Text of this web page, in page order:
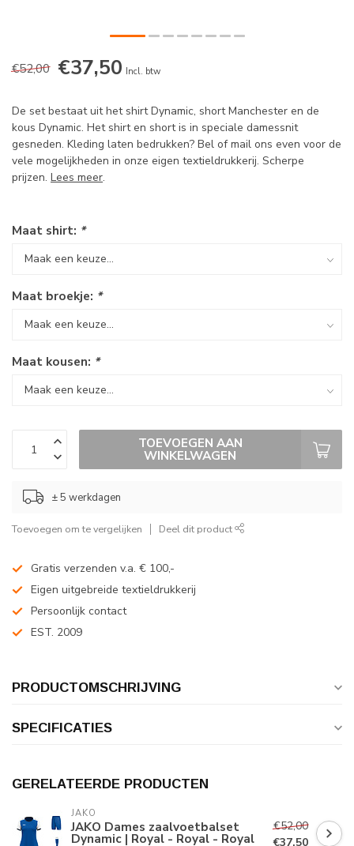
€52,00 €37,50 Incl. btw
De set bestaat uit het shirt Dynamic, short Manchester en de
kous Dynamic. Het shirt en short is in speciale damessnit
gesneden. Kleding laten bedrukken? Bel of mail ons even voor de
vele mogelijkheden in onze eigen textieldrukkerij. Scherpe
prijzen. Lees meer.
Maat shirt: *
Maat broekje: *
Maat kousen: *
TOEVOEGEN AAN
WINKELWAGEN
± 5 werkdagen
Toevoegen om te vergelijken Deel dit product
Gratis verzenden v.a. € 100,-
Eigen uitgebreide textieldrukkerij
Persoonlijk contact
EST. 2009
PRODUCTOMSCHRIJVING
SPECIFICATIES
GERELATEERDE PRODUCTEN
JAKO
JAKO Dames zaalvoetbalset
Dynamic | Royal - Royal - Royal
€52,00
€37,50